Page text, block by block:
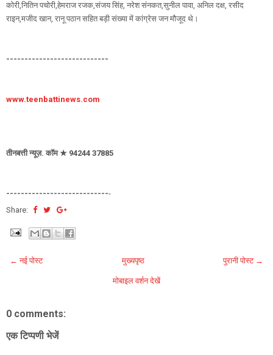
कोरी,नितिन पचोरी,हेमराज रजक,संजय सिंह, नरेश संनकत,सुनील पावा, अनिल दक्ष, रसीद
राइन,मजीद खान, रानू पठान सहित बड़ी संख्या में कांग्रेस जन मौजूद थे।
----------------------------
www.teenbattinews.com
तीनबत्ती न्यूज़. कॉम ★ 94244 37885
-----------------------------
Share:
← नई पोस्ट पुरानी पोस्ट →
मुख्यपृष्ठ
मोबाइल वर्शन देखें
0 comments:
एक टिप्पणी भेजें